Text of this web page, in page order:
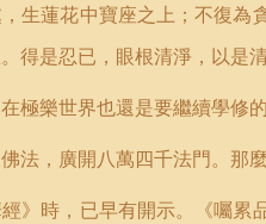
生蓮花中寶座之上；不復
得是忍已，眼根清淨，以是
極樂世界也還是要繼續學修
法，廣開八萬四千法門。那
》時，已早有開示。《囑